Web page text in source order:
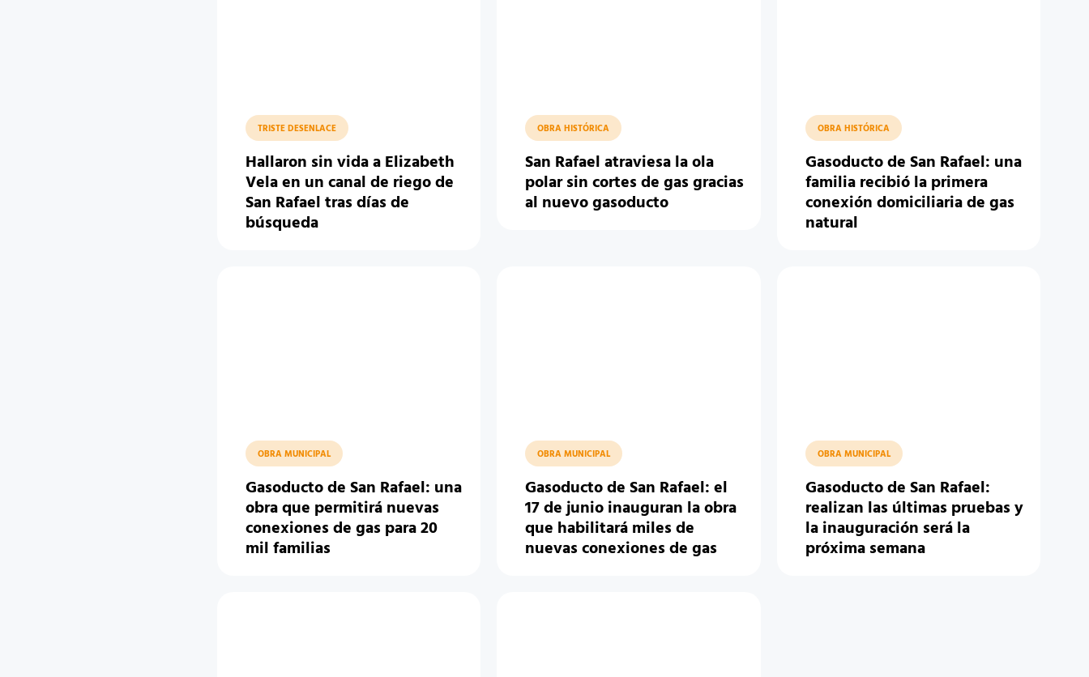
TRISTE DESENLACE
Hallaron sin vida a Elizabeth
Vela en un canal de riego de
San Rafael tras días de
búsqueda
OBRA HISTÓRICA
San Rafael atraviesa la ola
polar sin cortes de gas gracias
al nuevo gasoducto
OBRA HISTÓRICA
Gasoducto de San Rafael: una
familia recibió la primera
conexión domiciliaria de gas
natural
OBRA MUNICIPAL
Gasoducto de San Rafael: una
obra que permitirá nuevas
conexiones de gas para 20
mil familias
OBRA MUNICIPAL
Gasoducto de San Rafael: el
17 de junio inauguran la obra
que habilitará miles de
nuevas conexiones de gas
OBRA MUNICIPAL
Gasoducto de San Rafael:
realizan las últimas pruebas y
la inauguración será la
próxima semana